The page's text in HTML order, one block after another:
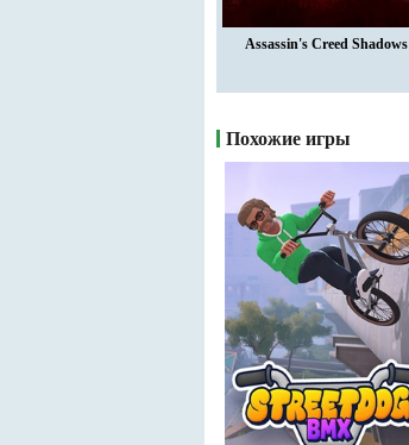
Assassin's Creed Shadows
Похожие игры